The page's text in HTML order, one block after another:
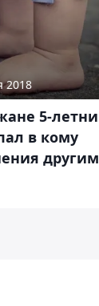
2018
5-
в кому